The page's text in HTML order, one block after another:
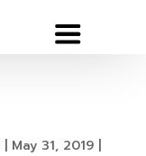
May 31, 2019|